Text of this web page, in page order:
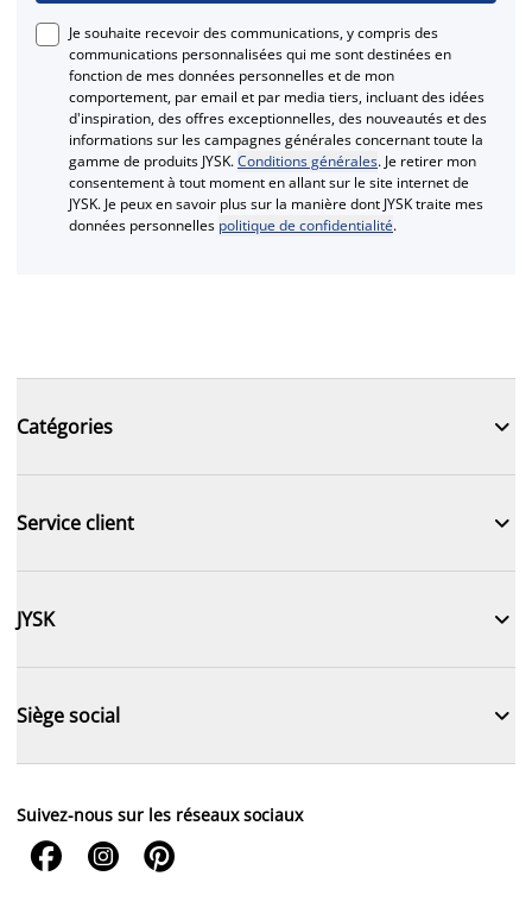
Je souhaite recevoir des communications, y compris des
communications personnalisées qui me sont destinées en
fonction de mes données personnelles et de mon
comportement, par email et par media tiers, incluant des idées
d'inspiration, des offres exceptionnelles, des nouveautés et des
informations sur les campagnes générales concernant toute la
gamme de produits JYSK.Conditions générales. Je retirer mon
consentement à tout moment en allant sur le site internet de
JYSK. Je peux en savoir plus sur la manière dont JYSK traite mes
données personnelles politique de confidentialité.
Catégories 
Service client 
JYSK 
Siège social 
Suivez-nous sur les réseaux sociaux
  